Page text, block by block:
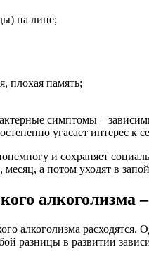
на лице;
плохая память;
симптомы –
угасает интерес
и сохраняет
а потом уходят в
алкоголизма
алкоголизма
разницы в развитии